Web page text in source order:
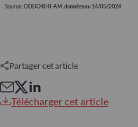
Partager cet article
Télécharger cet article